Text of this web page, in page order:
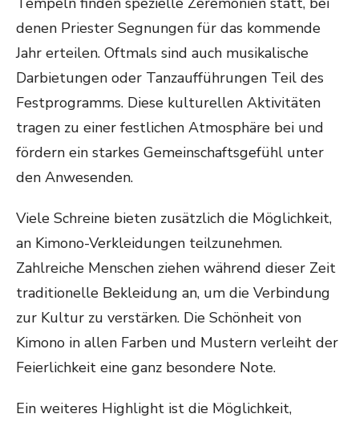
denen Priester Segnungen für das kommende
Jahr erteilen. Oftmals sind auch musikalische
Darbietungen oder Tanzaufführungen Teil des
Festprogramms. Diese kulturellen Aktivitäten
tragen zu einer festlichen Atmosphäre bei und
fördern ein starkes Gemeinschaftsgefühl unter
den Anwesenden.
Viele Schreine bieten zusätzlich die Möglichkeit,
an Kimono-Verkleidungen teilzunehmen.
Zahlreiche Menschen ziehen während dieser Zeit
traditionelle Bekleidung an, um die Verbindung
zur Kultur zu verstärken. Die Schönheit von
Kimono in allen Farben und Mustern verleiht der
Feierlichkeit eine ganz besondere Note.
Ein weiteres Highlight ist die Möglichkeit,